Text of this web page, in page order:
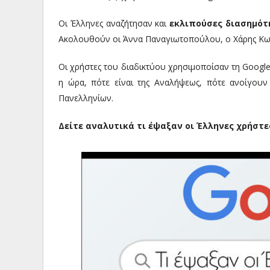
Οι Έλληνες αναζήτησαν καιεκλιπούσες
Ακολουθούν οι Άννα Παναγιωτοπούλου, ο Χάρης
Οι χρήστες του διαδικτύου χρησιμοποίσαν τη
η ώρα, πότε είναι της Αναλήψεως, πότε
Πανελληνίων.
Δείτε αναλυτικά τι έψαξαν οι Έλληνες